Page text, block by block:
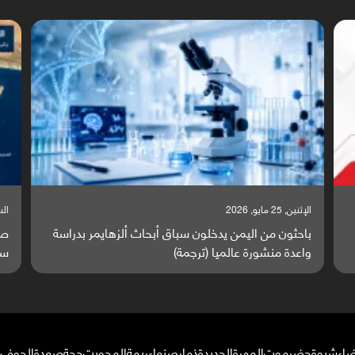
السبت, 23 مايو, 2026
صراع دولي يتصاعد قرب اليمن والبحر الأحمر يتحول إلى
ساحة مواجهة عالمية (ترجمة)